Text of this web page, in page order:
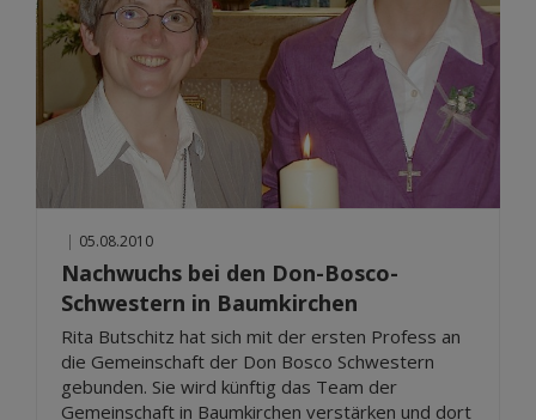
| 05.08.2010
Nachwuchs bei den Don-Bosco-
Schwestern in Baumkirchen
Rita Butschitz hat sich mit der ersten Profess an
die Gemeinschaft der Don Bosco Schwestern
gebunden. Sie wird künftig das Team der
Gemeinschaft in Baumkirchen verstärken und dort